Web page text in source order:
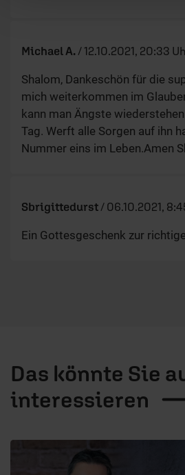
Michael A. / 12.10.2021, 20:33
Shalom, Dankeschön für die
mich weiterkommen im
kann man Ängste
Tag. Werft alle Sorgen auf ihn
Nummer eins im Leben.Amen
Sbrigittedurst / 06.10.2021,
Ein Gottesgeschenk zur
Das könnte Sie
interessieren